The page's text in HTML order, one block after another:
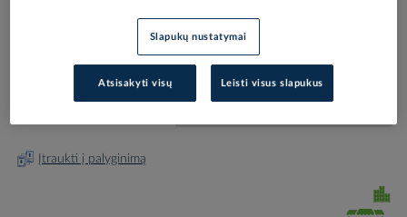
Elektrobalt prekės kodas
Įtraukti į palyginimą
Slapukų nustatymai
Atsisakyti visų Leisti visus slapukus